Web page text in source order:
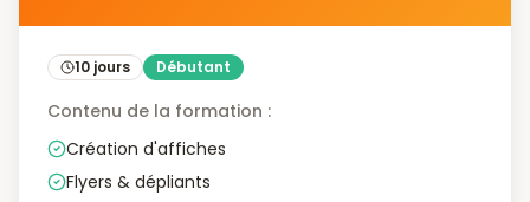
10 jours Débutant
Contenu de la formation :
Création d'affiches
Flyers & dépliants